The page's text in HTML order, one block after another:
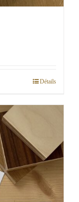
Détails